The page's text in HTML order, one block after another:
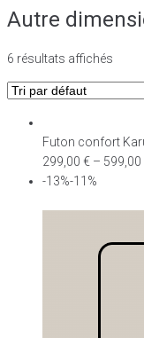
Autre
6 résultats affichés
Futon confort
299,00 € – 599,00
-13%-11%